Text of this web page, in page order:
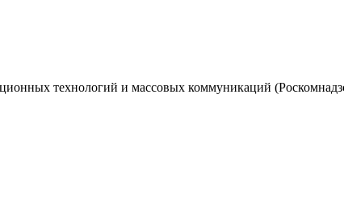
технологий и массовых коммуникаций